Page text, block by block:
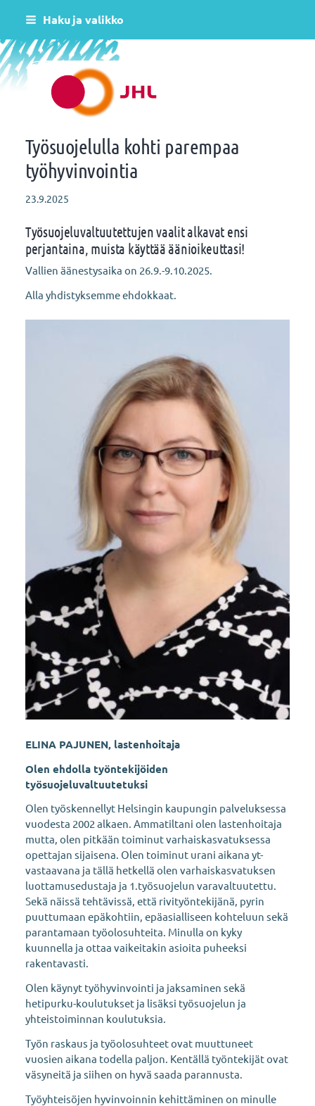
Siirry
sisältöön
Haku ja valikko
Helsingin varhaiskasvatus JHL ry 081
Työsuojelulla kohti parempaa
työhyvinvointia
23.9.2025
Työsuojeluvaltuutettujen vaalit alkavat ensi
perjantaina, muista käyttää äänioikeuttasi!
Vallien äänestysaika on 26.9.-9.10.2025.
Alla yhdistyksemme ehdokkaat.
ELINA PAJUNEN, lastenhoitaja
Olen ehdolla työntekijöiden
työsuojeluvaltuutetuksi
Olen työskennellyt Helsingin kaupungin palveluksessa
vuodesta 2002 alkaen. Ammatiltani olen lastenhoitaja
mutta, olen pitkään toiminut varhaiskasvatuksessa
opettajan sijaisena. Olen toiminut urani aikana yt-
vastaavana ja tällä hetkellä olen varhaiskasvatuksen
luottamusedustaja ja 1.työsuojelun varavaltuutettu.
Sekä näissä tehtävissä, että rivityöntekijänä, pyrin
puuttumaan epäkohtiin, epäasialliseen kohteluun sekä
parantamaan työolosuhteita. Minulla on kyky
kuunnella ja ottaa vaikeitakin asioita puheeksi
rakentavasti.
Olen käynyt työhyvinvointi ja jaksaminen sekä
hetipurku-koulutukset ja lisäksi työsuojelun ja
yhteistoiminnan koulutuksia.
Työn raskaus ja työolosuhteet ovat muuttuneet
vuosien aikana todella paljon. Kentällä työntekijät ovat
väsyneitä ja siihen on hyvä saada parannusta.
Työyhteisöjen hyvinvoinnin kehittäminen on minulle